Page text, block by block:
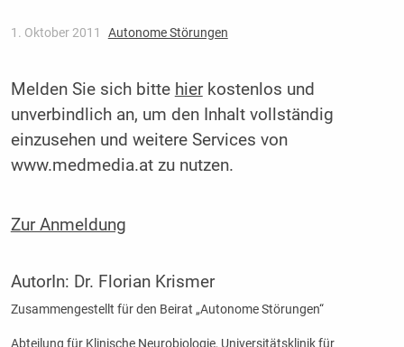
1. Oktober 2011 Autonome Störungen
Melden Sie sich bitte hierkostenlos und
unverbindlich an, um den Inhalt vollständig
einzusehen und weitere Services von
www.medmedia.at zu nutzen.
Zur Anmeldung
AutorIn: Dr. Florian Krismer
Zusammengestellt für den Beirat „Autonome Störungen“
Abteilung für Klinische Neurobiologie, Universitätsklinik für